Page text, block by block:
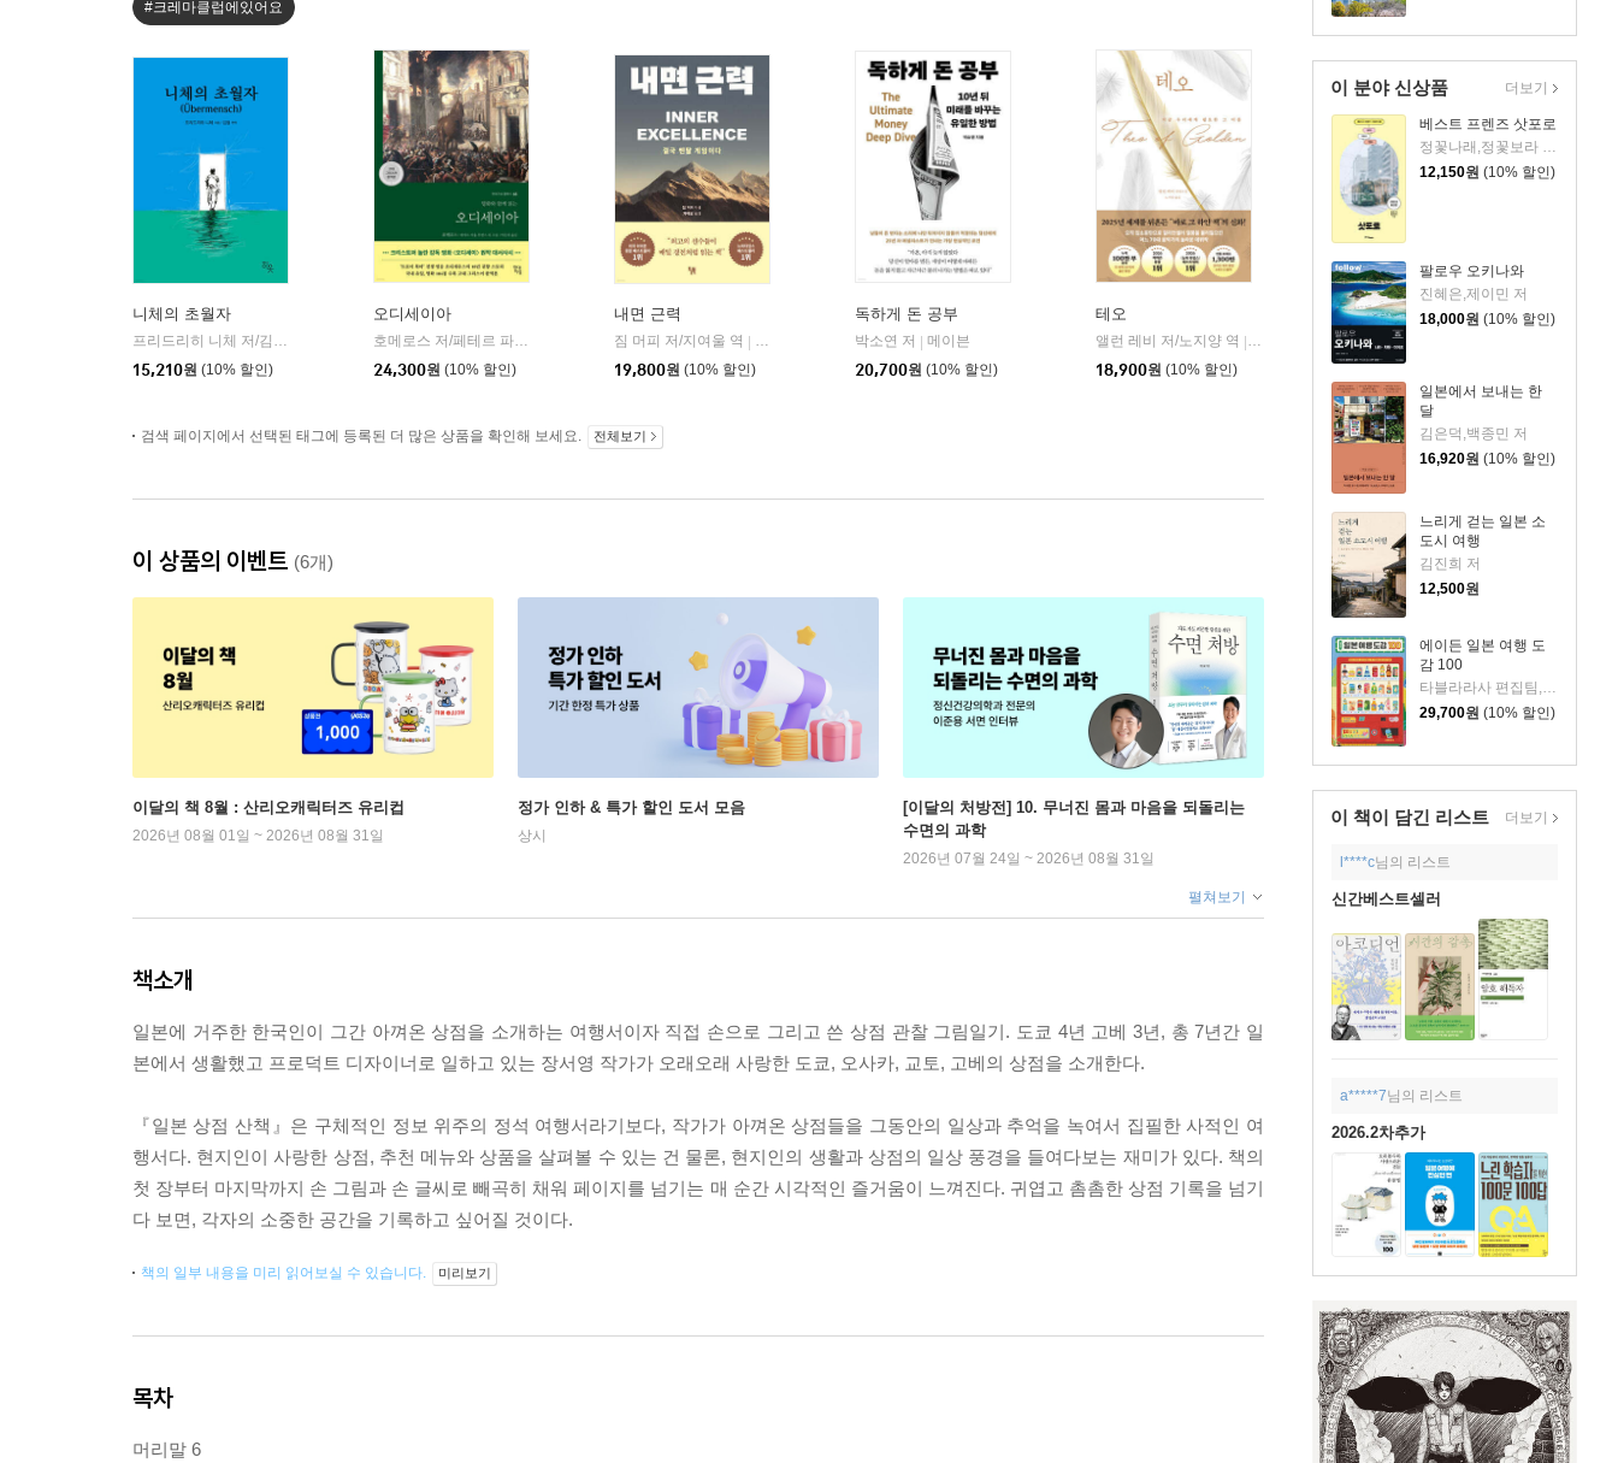
이 분야 신상품
베스트 프렌즈 삿포로
12,150원 (10% 할인)
팔로우 오키나와
진혜은,제이민 저
18,000원 (10% 할인)
일본에서 보내는 한
달
김은덕,백종민 저
16,920원 (10% 할인)
느리게 걷는 일본 소
도시 여행
김진희 저
12,500원
에이든 일본 여행 도
감 100
타블라라사 편집팀,이정기 공저
29,700원 (10% 할인)
더보기
이 책이 담긴 리스트 더보기
l****c님의 리스트
신간베스트셀러
a*****7님의 리스트
2026.2차추가
#크레마클럽에있어요
니체의 초월자
프리드리히 니체 저/김철 편역
15,210원 (10% 할인)
오디세이아
호메로스 저/페테르 파울 루벤스 그림/박문재 역 | 현대지성
24,300원 (10% 할인)
내면 근력
짐 머피 저/지여울 역
윌북(willbook)
19,800원 (10% 할인)
독하게 돈 공부
박소연 저
메이븐
20,700원 (10% 할인)
테오
앨런 레비 저/노지양 역
오팬하우스
18,900원 (10% 할인)
검색 페이지에서 선택된 태그에 등록된 더 많은 상품을 확인해 보세요. 전체보기
이 상품의 이벤트 (6개)
이달의 책 8월 : 산리오캐릭터즈 유리컵
2026년 08월 01일 ~ 2026년 08월 31일
정가 인하 & 특가 할인 도서 모음
상시
[이달의 처방전] 10. 무너진 몸과 마음을 되돌리는
수면의 과학
2026년 07월 24일 ~ 2026년 08월 31일
펼쳐보기
책소개
일본에 거주한 한국인이 그간 아껴온 상점을 소개하는 여행서이자 직접 손으로 그리고 쓴 상점 관찰 그림일기. 도쿄 4년 고베 3년, 총 7년간 일
본에서 생활했고 프로덕트 디자이너로 일하고 있는 장서영 작가가 오래오래 사랑한 도쿄, 오사카, 교토, 고베의 상점을 소개한다.
『일본 상점 산책』은 구체적인 정보 위주의 정석 여행서라기보다, 작가가 아껴온 상점들을 그동안의 일상과 추억을 녹여서 집필한 사적인 여
행서다. 현지인이 사랑한 상점, 추천 메뉴와 상품을 살펴볼 수 있는 건 물론, 현지인의 생활과 상점의 일상 풍경을 들여다보는 재미가 있다. 책의
첫 장부터 마지막까지 손 그림과 손 글씨로 빼곡히 채워 페이지를 넘기는 매 순간 시각적인 즐거움이 느껴진다. 귀엽고 촘촘한 상점 기록을 넘기
다 보면, 각자의 소중한 공간을 기록하고 싶어질 것이다.
책의 일부 내용을 미리 읽어보실 수 있습니다. 미리보기
목차
머리말 6